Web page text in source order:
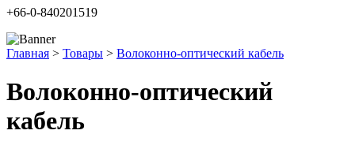
+66-0-840201519
Главная > Товары > Волоконно-оптический кабель
Волоконно-оптический
кабель